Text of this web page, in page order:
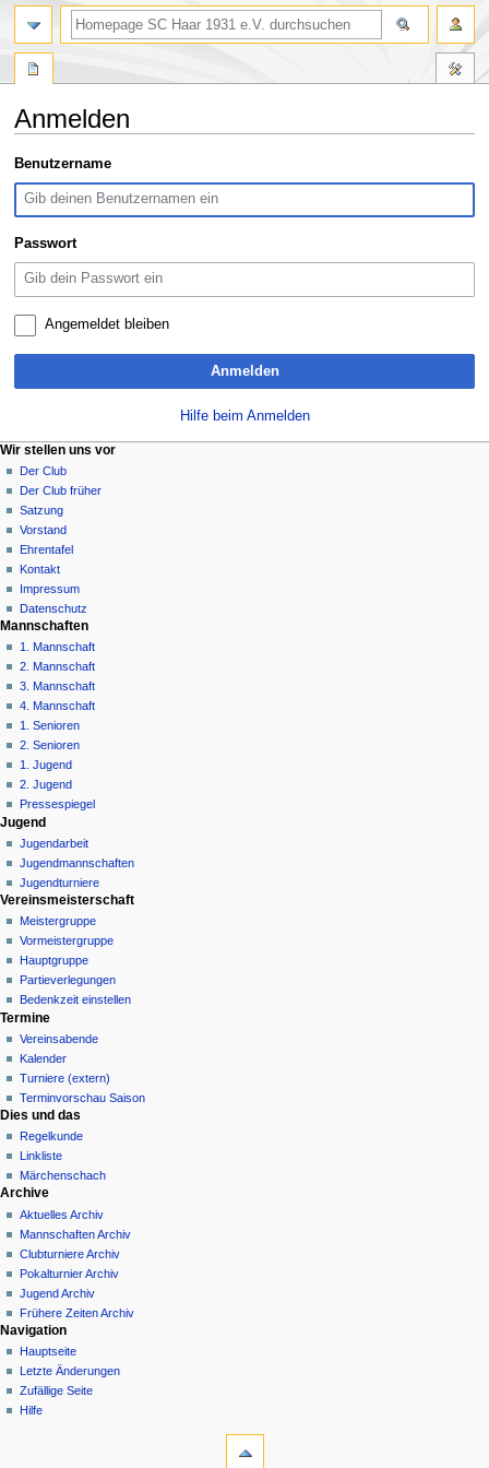
Anmelden
Zur
Navigation
springen
Zur
Suche
springen
Benutzername
Passwort
Angemeldet bleiben
Anmelden
Hilfe beim Anmelden
N
a
v
g
a
i
o
n
s
m
e
n
ü
Seitenaktionen
Spezialseite
Meine Werkzeuge
Anmelden
Suche
Wir stellen uns vor
Der Club
Der Club früher
Satzung
Vorstand
Ehrentafel
Kontakt
Impressum
Datenschutz
Mannschaften
1. Mannschaft
2. Mannschaft
3. Mannschaft
4. Mannschaft
1. Senioren
2. Senioren
1. Jugend
2. Jugend
Pressespiegel
Jugend
Jugendarbeit
Jugendmannschaften
Jugendturniere
Vereinsmeisterschaft
Meistergruppe
Vormeistergruppe
Hauptgruppe
Partieverlegungen
Bedenkzeit einstellen
Termine
Vereinsabende
Kalender
Turniere (extern)
Terminvorschau Saison
Dies und das
Regelkunde
Linkliste
Märchenschach
Archive
Aktuelles Archiv
Mannschaften Archiv
Clubturniere Archiv
Pokalturnier Archiv
Jugend Archiv
Frühere Zeiten Archiv
Navigation
Hauptseite
Letzte Änderungen
Zufällige Seite
Hilfe